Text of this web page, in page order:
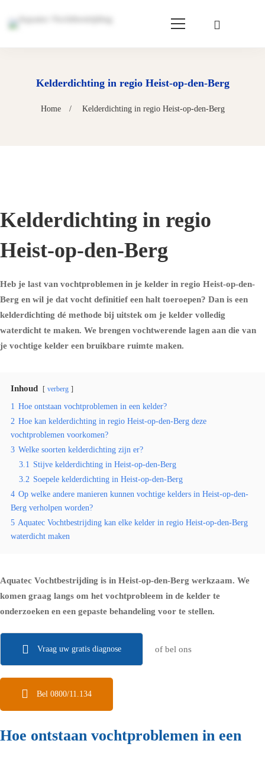
Kelderdichting in regio Heist-op-den-Berg
Home Kelderdichting in regio Heist-op-den-Berg
Kelderdichting in regio
Heist-op-den-Berg
Heb je last van vochtproblemen in je kelder in regio Heist-op-den-
Berg en wil je dat vocht definitief een halt toeroepen? Dan is een
kelderdichting dé methode bij uitstek om je kelder volledig
waterdicht te maken. We brengen vochtwerende lagen aan die van
je vochtige kelder een bruikbare ruimte maken.
Inhoud verberg
1 Hoe ontstaan vochtproblemen in een kelder?
2 Hoe kan kelderdichting in regio Heist-op-den-Berg deze
vochtproblemen voorkomen?
3 Welke soorten kelderdichting zijn er?
3.1 Stijve kelderdichting in Heist-op-den-Berg
3.2 Soepele kelderdichting in Heist-op-den-Berg
4 Op welke andere manieren kunnen vochtige kelders in Heist-op-den-
Berg verholpen worden?
5 Aquatec Vochtbestrijding kan elke kelder in regio Heist-op-den-Berg
waterdicht maken
Aquatec Vochtbestrijding is in Heist-op-den-Berg werkzaam. We
komen graag langs om het vochtprobleem in de kelder te
onderzoeken en een gepaste behandeling voor te stellen.
Vraag uw gratis diagnose of bel ons
Bel 0800/11.134
Hoe ontstaan vochtproblemen in een